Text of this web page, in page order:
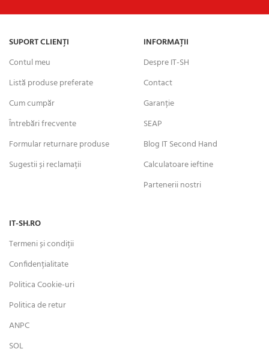
SUPORT CLIENȚI
Contul meu
Listă produse preferate
Cum cumpăr
Întrebări frecvente
Formular returnare produse
Sugestii și reclamații
INFORMAȚII
Despre IT-SH
Contact
Garanție
SEAP
Blog IT Second Hand
Calculatoare ieftine
Partenerii nostri
IT-SH.RO
Termeni și condiții
Confidențialitate
Politica Cookie-uri
Politica de retur
ANPC
SOL